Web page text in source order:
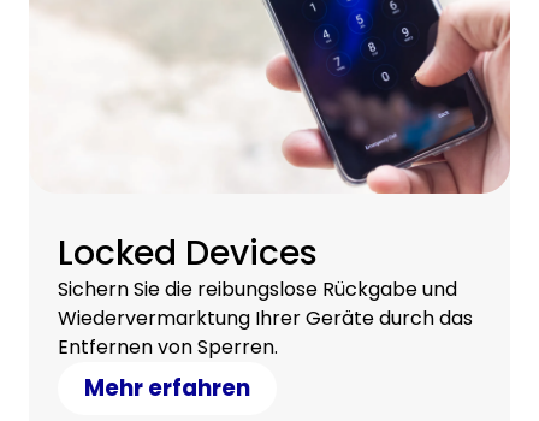
Locked Devices
Sichern Sie die reibungslose Rückgabe und
Wiedervermarktung Ihrer Geräte durch das
Entfernen von Sperren.
Mehr erfahren